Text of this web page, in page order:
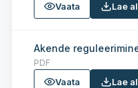
Vaata Lae
Akende
PDF
Vaata Lae